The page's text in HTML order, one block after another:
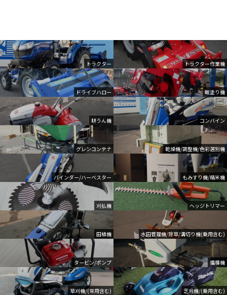
トラクター トラクター作業機
ドライブハロー 畦塗り機
耕うん機 コンバイン
グレンコンテナ 乾燥機/調整機/色彩選別機
バインダー/ハーベスター もみすり機/精米機
刈払機 ヘッジトリマー
田植機 水田管理機/除草/溝切り機(乗用含む)
タービン/ポンプ 播種機
草刈機/(常用含む) 芝刈機/(乗用含む)